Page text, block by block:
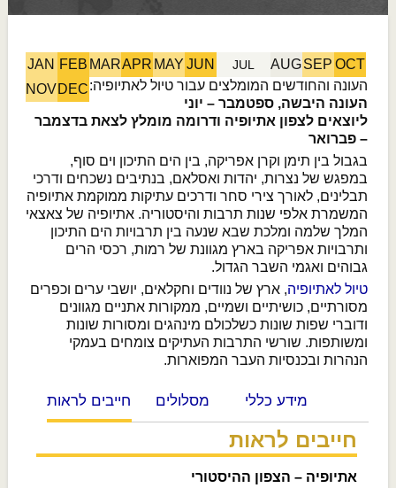
JAN FEB MARAPR MAY JUN JUL AUGSEP OCT
NOVDECהעונה והחודשים המומלצים עבור טיול לאתיופיה:
העונה היבשה, ספטמבר – יוני
ליוצאים לצפון אתיופיה ודרומה מומלץ לצאת בדצמבר
– פברואר
בגבול בין תימן וקרן אפריקה, בין הים התיכון וים סוף,
במפגש של נצרות, יהדות ואסלאם, בנתיבים נשכחים ודרכי
תבלינים, לאורך צירי סחר ודרכים עתיקות ממוקמת אתיופיה
המשמרת אלפי שנות תרבות והיסטוריה. אתיופיה של צאצאי
המלך שלמה ומלכת שבא שנעה בין תרבויות הים התיכון
ותרבויות אפריקה בארץ מגוונת של רמות, רכסי הרים
גבוהים ואגמי השבר הגדול.
טיול לאתיופיה, ארץ של נוודים וחקלאים, יושבי ערים וכפרים
מסורתיים, כושיתיים ושמיים, ממקורות אתניים מגוונים
ודוברי שפות שונות כשלכולם מינהגים ומסורות שונות
ומשותפות. שורשי התרבות העתיקים צומחים בעמקי
הנהרות ובכנסיות העבר המפוארות.
חייבים לראות מסלולים מידע כללי
חייבים לראות
אתיופיה – הצפון ההיסטורי